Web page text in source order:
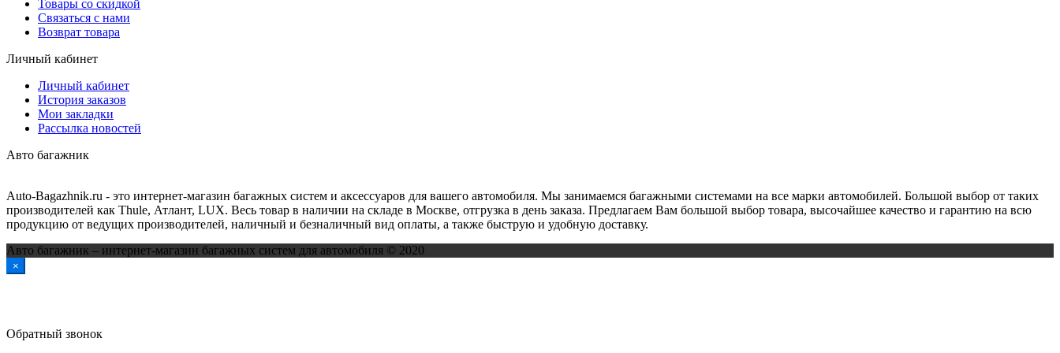
Товары со скидкой
Связаться с нами
Возврат товара
Личный кабинет
Личный кабинет
История заказов
Мои закладки
Рассылка новостей
Авто багажник
Auto-Bagazhnik.ru - это интернет-магазин багажных систем и аксессуаров для вашего автомобиля. Мы занимаемся багажными системами на все марки автомобилей. Большой выбор от таких
производителей как Thule, Атлант, LUX. Весь товар в наличии на складе в Москве, отгрузка в день заказа. Предлагаем Вам большой выбор товара, высочайшее качество и гарантию на всю
продукцию от ведущих производителей, наличный и безналичный вид оплаты, а также быструю и удобную доставку.
Авто багажник – интернет-магазин багажных систем для автомобиля © 2020
×
Обратный звонок